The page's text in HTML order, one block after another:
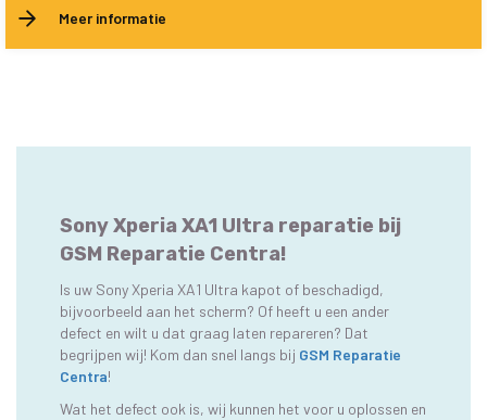
Meer informatie
Sony Xperia XA1 Ultra reparatie bij
GSM Reparatie Centra!
Is uw Sony Xperia XA1 Ultra kapot of beschadigd,
bijvoorbeeld aan het scherm? Of heeft u een ander
defect en wilt u dat graag laten repareren? Dat
begrijpen wij! Kom dan snel langs bij GSM Reparatie
Centra!
Wat het defect ook is, wij kunnen het voor u oplossen en